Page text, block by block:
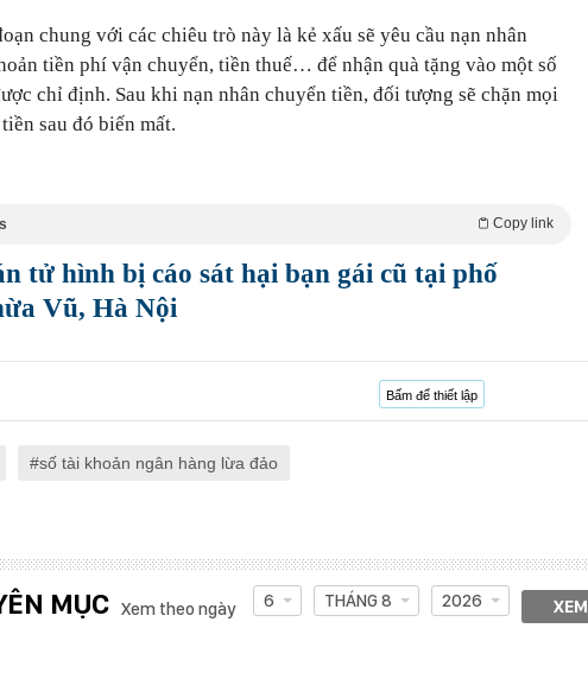
chung với các chiêu trò này là kẻ xấu sẽ yêu cầu nạn nhân
tiền phí vận chuyển, tiền thuế… để nhận quà tặng vào một số
chỉ định. Sau khi nạn nhân chuyển tiền, đối tượng sẽ chặn mọi
sau đó biến mất.
Copy link
tử hình bị cáo sát hại bạn gái cũ tại phố
Vũ, Hà Nội
Bấm để thiết lập
số tài khoản ngân hàng lừa đảo
MỤC Xem theo ngày 6 THÁNG 8 2026 XEM